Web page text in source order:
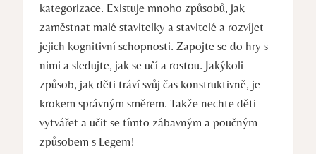
kategorizace. Existuje mnoho způsobů,⁤ jak
zaměstnat⁢ malé stavitelky a stavitelé a ⁢rozvíjet​
jejich kognitivní schopnosti. ‍Zapojte⁤ se do hry s
nimi ⁣a sledujte, jak se ⁢učí a rostou. Jakýkoli
‍způsob, jak děti tráví svůj‍ čas konstruktivně, je
⁤krokem správným směrem. ⁤Takže nechte děti
⁢vytvářet‍ a‍ učit se ‍tímto zábavným a⁢ poučným⁢
způsobem ‌s Legem!